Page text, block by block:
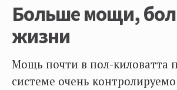
Больше мощи,
жизни
Мощь почти в пол-киловатта
системе очень